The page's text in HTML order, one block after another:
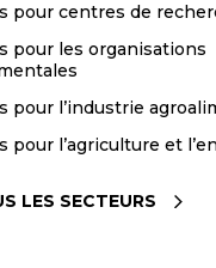
pour centres de
pour les organisations
pour l’industrie
pour l’agriculture et
LES SECTEURS